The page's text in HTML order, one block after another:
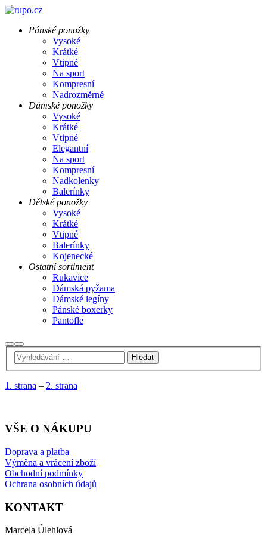
Pánské ponožky
Vysoké
Krátké
Vtipné
Na sport
Kompresní
Nadrozměrné
Dámské ponožky
Vysoké
Krátké
Vtipné
Elegantní
Na sport
Kompresní
Nadkolenky
Balerínky
Dětské ponožky
Vysoké
Krátké
Vtipné
Balerínky
Kojenecké
Ostatní sortiment
Rukavice
Dámská pyžama
Dámské legíny
Pánské boxerky
Pantofle
Hledat
Hlavní
navigační
menu
1. strana – 2. strana
VŠE O NÁKUPU
Doprava a platba
Výměna a vrácení zboží
Obchodní podmínky
Ochrana osobních údajů
KONTAKT
Marcela Úlehlová